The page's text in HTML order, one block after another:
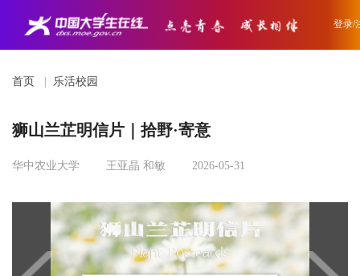
登录/
首页 乐活校园
狮山兰芷明信片｜拾野·寄意
华中农业大学 王亚晶 和敏 2026-05-31